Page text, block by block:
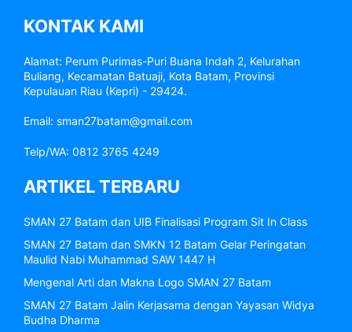
KONTAK KAMI
Alamat: Perum Purimas-Puri Buana Indah 2, Kelurahan
Buliang, Kecamatan Batuaji, Kota Batam, Provinsi
Kepulauan Riau (Kepri) - 29424.
Email: sman27batam@gmail.com
Telp/WA: 0812 3765 4249
ARTIKEL TERBARU
SMAN 27 Batam dan UIB Finalisasi Program Sit In Class
SMAN 27 Batam dan SMKN 12 Batam Gelar Peringatan
Maulid Nabi Muhammad SAW 1447 H
Mengenal Arti dan Makna Logo SMAN 27 Batam
SMAN 27 Batam Jalin Kerjasama dengan Yayasan Widya
Budha Dharma